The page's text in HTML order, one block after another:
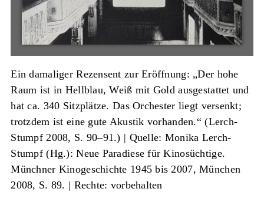
Ein damaliger Rezensent zur Eröffnung: „Der hohe
Raum ist in Hellblau, Weiß mit Gold ausgestattet und
hat ca. 340 Sitzplätze. Das Orchester liegt versenkt;
trotzdem ist eine gute Akustik vorhanden.“ (Lerch-
Stumpf 2008, S. 90–91.) | Quelle: Monika Lerch-
Stumpf (Hg.): Neue Paradiese für Kinosüchtige.
Münchner Kinogeschichte 1945 bis 2007, München
2008, S. 89. | Rechte: vorbehalten